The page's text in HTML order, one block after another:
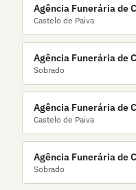
Agência Funerária de
Gomes
Castelo de Paiva
Agência Funerária de
Sobrado
Agência Funerária de
Joaquim Rodrigues Lda.
Castelo de Paiva
Agência Funerária de
Sérgio Pinho, Lda.
Sobrado